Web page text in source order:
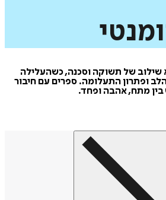
של תשוקה וסכנה, כשהעלילה
התעלומה. ספרים עם חיבור
אהבה ופחד.